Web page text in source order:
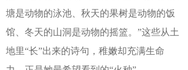
塘是动物的泳池、秋天的果树是动物的饭
馆、冬天的山洞是动物的摇篮。”这些从土
地里“长”出来的诗句，稚嫩却充满生命